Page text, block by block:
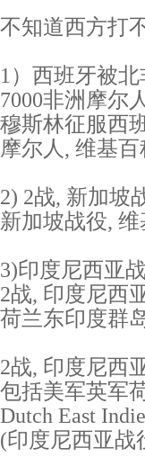
不知道西方打
1）西班牙被北
7000非洲摩尔
穆斯林征服西
摩尔人, 维基百
2) 2战, 新加坡
新加坡战役,
3)印度尼西亚战
2战, 印度尼西
荷兰东印度群
2战, 印度尼西
包括美军英军
Dutch East
(印度尼西亚战